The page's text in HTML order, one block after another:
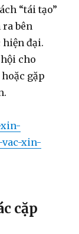
“tái tạo”
bên
hiện đại.
cho
gặp
xin-
xin-
cặp